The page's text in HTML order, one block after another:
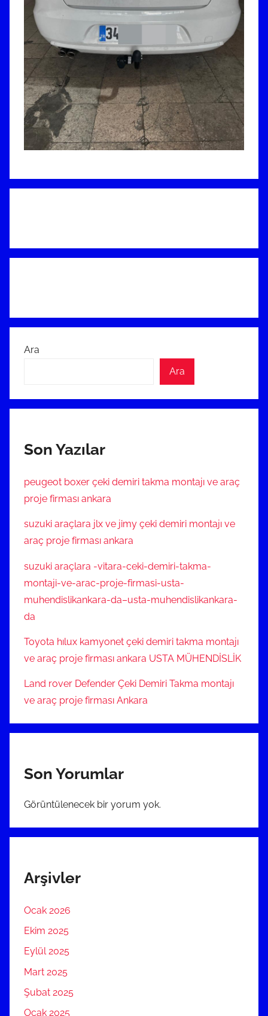
Ara
Ara
Son Yazılar
peugeot boxer çeki demiri takma montajı ve araç
proje firması ankara
suzuki araçlara jlx ve jimy çeki demiri montajı ve
araç proje firması ankara
suzuki araçlara -vitara-ceki-demiri-takma-
montaji-ve-arac-proje-firmasi-usta-
muhendislikankara-da–usta-muhendislikankara-
da
Toyota hılux kamyonet çeki demiri takma montajı
ve araç proje firması ankara USTA MÜHENDİSLİK
Land rover Defender Çeki Demiri Takma montajı
ve araç proje firması Ankara
Son Yorumlar
Görüntülenecek bir yorum yok.
Arşivler
Ocak 2026
Ekim 2025
Eylül 2025
Mart 2025
Şubat 2025
Ocak 2025